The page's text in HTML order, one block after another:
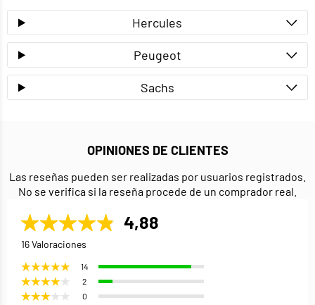
Hercules
Peugeot
Sachs
OPINIONES DE CLIENTES
Las reseñas pueden ser realizadas por usuarios registrados.
No se verifica si la reseña procede de un comprador real.
4,88
16 Valoraciones
14
2
0